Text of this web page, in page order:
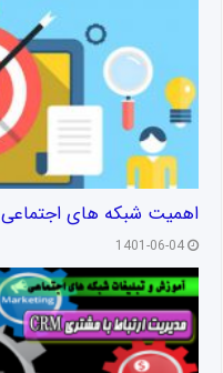
اهمیت شبکه های اجتماعی
1401-06-04